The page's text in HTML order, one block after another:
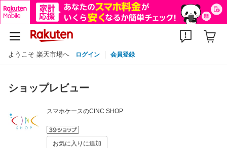
ようこそ 楽天市場へ ログイン 会員登録
ショップレビュー
スマホケースのCINC SHOP
お気に入りに追加